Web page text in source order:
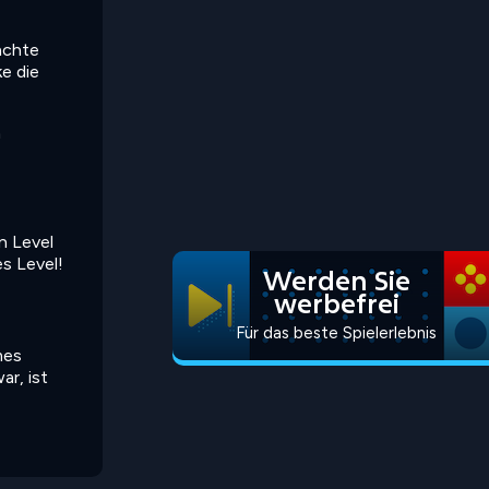
die
Level
Level!
ist
Werden Sie
werbefrei
Für das beste Spielerlebnis